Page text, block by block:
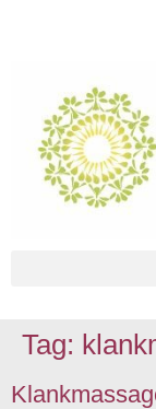
Tag: